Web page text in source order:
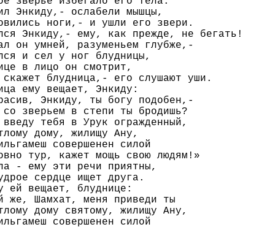
Энкиду,- ослабели мышцы,
ноги,- и ушли его звери.
Энкиду,- ему, как прежде, не бегать!
он умней, разуменьем глубже,-
и сел у ног блудницы,
в лицо он смотрит,
блудница,- его слушают уши.
ему вещает, Энкиду:
Энкиду, ты богу подобен,-
зверьем в степи ты бродишь?
тебя в Урук огражденный,
дому, жилищу Ану,
совершенен силой
тур, кажет мощь свою людям!»
- ему эти речи приятны,
сердце ищет друга.
ей вещает, блуднице:
же, Шамхат, меня приведи ты
дому святому, жилищу Ану,
совершенен силой